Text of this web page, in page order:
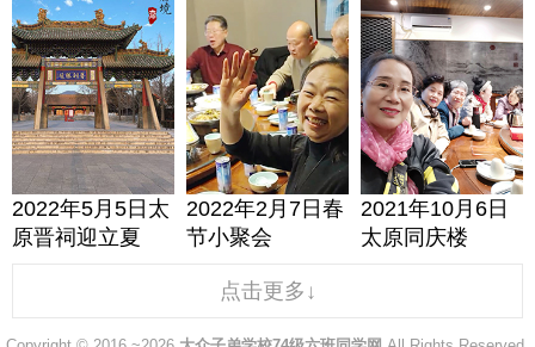
2022年5月5日太
原晋祠迎立夏
2022年2月7日春
节小聚会
2021年10月6日
太原同庆楼
点击更多↓